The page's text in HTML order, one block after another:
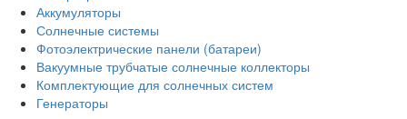
Аккумуляторы
Солнечные системы
Фотоэлектрические панели (батареи)
Вакуумные трубчатые солнечные коллекторы
Комплектующие для солнечных систем
Генераторы